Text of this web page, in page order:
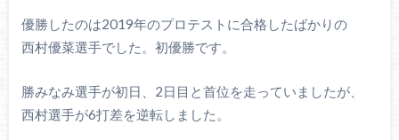
優勝したのは2019年のプロテストに合格したばかりの
西村優菜選手でした。初優勝です。
勝みなみ選手が初日、2日目と首位を走っていましたが、
西村選手が6打差を逆転しました。